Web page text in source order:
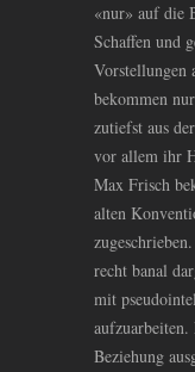
«nur» auf die
Schaffen und
Vorstellungen
bekommen
zutiefst aus
vor allem ihr
Max Frisch
alten
recht banal
mit
aufzuarbeiten.
Beziehung